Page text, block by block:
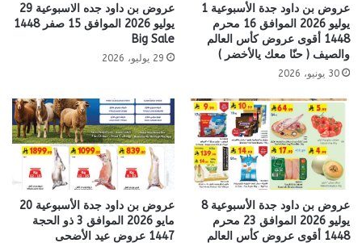
عروض بن داود جدة الأسبوعية 1
يوليو 2026 الموافق 16 محرم
1448 أقوى عروض كأس العالم
والصيف ( حنّا معك يالأخضر )
30 يونيو، 2026
عروض بن داود جده الاسبوعية 29
يوليو 2026 الموافق 15 صفر 1448
Big Sale
29 يوليو، 2026
عروض بن داود جدة الأسبوعية 8
يوليو 2026 الموافق 23 محرم
1448 أقوى عروض كأس العالم
عروض بن داود جدة الأسبوعية 20
مايو 2026 الموافق 3 ذو الحجة
1447 عروض عيد الأضحى